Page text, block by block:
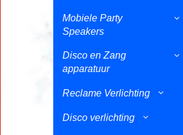
Mobiele Party
Speakers
Disco en Zang
apparatuur
Reclame Verlichting
Disco verlichting